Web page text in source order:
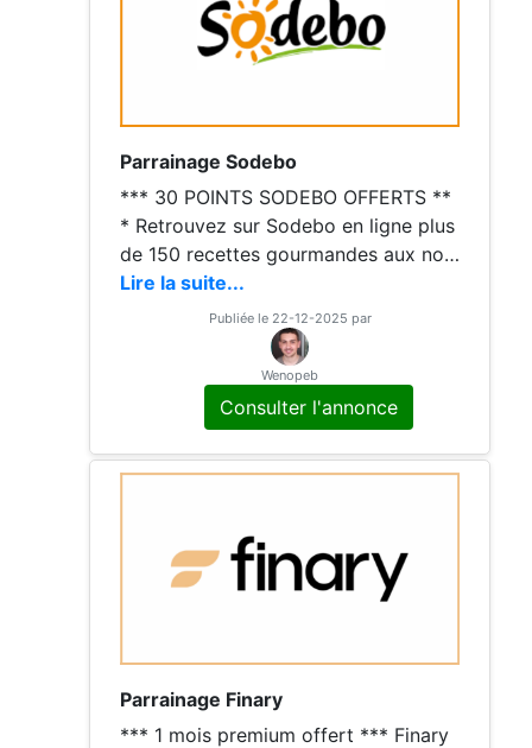
Parrainage Sodebo
*** 30 POINTS SODEBO OFFERTS **
* Retrouvez sur Sodebo en ligne plus
de 150 recettes gourmandes aux no
mbreuses saveurs, à déguster à toute
s heures de la journée ! 30 POINTS S
ODEBO OFFERTS
Lire la suite...
Publiée le 22-12-2025 par
Wenopeb
Consulter l'annonce
Parrainage Finary
*** 1 mois premium offert *** Finary